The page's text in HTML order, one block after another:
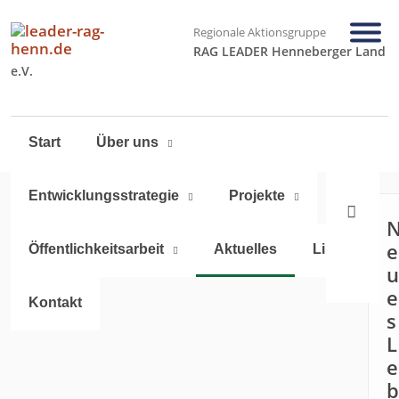
Regionale Aktionsgruppe
RAG LEADER Henneberger Land
e.V.
Start Über uns
Entwicklungsstrategie Projekte
Öffentlichkeitsarbeit Aktuelles Links
Kontakt
e
u
e
s
L
e
b